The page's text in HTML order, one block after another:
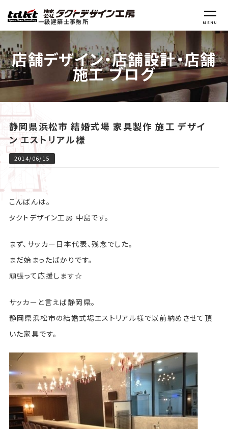
一級建築士事務所 MENU
店舗デザイン・店舗設計・店舗
施工 ブログ
静岡県浜松市 結婚式場 家具製作 施工 デザイ
ン エストリアル様
2014/06/15
こんばんは。
タクトデザイン工房 中島です。
まず、サッカー日本代表、残念でした。
まだ始まったばかりです。
頑張って応援します☆
サッカーと言えば静岡県。
静岡県浜松市の結婚式場エストリアル様で以前納めさせて頂
いた家具です。